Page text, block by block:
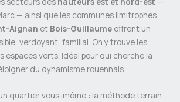
— ainsi que les communes limitrophes
Aignan et Bois-Guillaume offrent un
verdoyant, familial. On y trouve les
espaces verts. Idéal pour qui cherche la
du dynamisme rouennais.
quartier vous-même : la méthode terrain